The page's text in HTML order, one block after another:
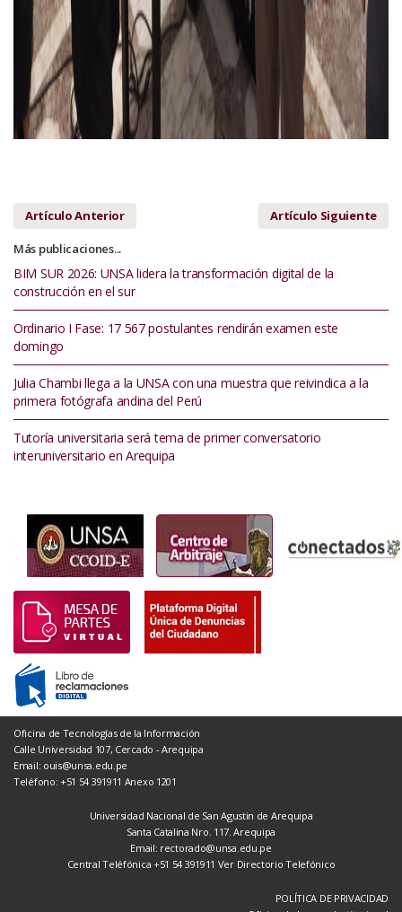
Artículo Anterior Artículo Siguiente
Más publicaciones...
BIM SUR 2026: UNSA lidera la transformación digital de la
construcción en el sur
Ordinario I Fase: 17 567 postulantes rendirán examen este
domingo
Julia Chambi llega a la UNSA con una muestra que reivindica a la
primera fotógrafa andina del Perú
Tutoría universitaria será tema de primer conversatorio
interuniversitario en Arequipa
Oficina de Tecnologías de la Información
Calle Universidad 107, Cercado - Arequipa
Email: ouis@unsa.edu.pe
Teléfono: +51 54 391911 Anexo 1201
Universidad Nacional de San Agustin de Arequipa
Santa Catalina Nro. 117. Arequipa
Email: rectorado@unsa.edu.pe
Central Teléfónica +51 54 391911 Ver Directorio Telefónico
POLÍTICA DE PRIVACIDAD